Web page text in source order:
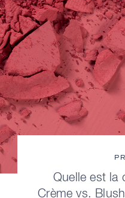
Quelle est la
Crème vs.